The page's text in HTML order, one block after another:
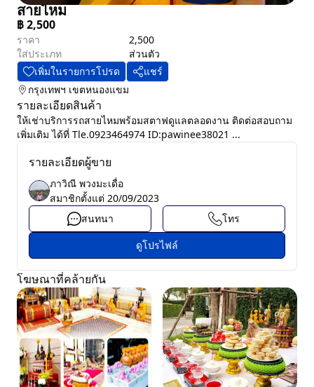
สายไหม
฿2,500
ราคา
2,500
ใส่ประเภท
ส่วนตัว
เพิ่มในรายการโปรด
แชร์
กรุงเทพฯ เขตหนองแขม
รายละเอียดสินค้า
ให้เช่าบริการรถสายไหมพร้อมสตาฟดูแลตลอดงาน ติดต่อสอบถาม
เพิ่มเติม ได้ที่ Tle.0923464974 ID:pawinee38021 ...
รายละเอียดผู้ขาย
ภาวิณี พวงมะเดื่อ
สมาชิกตั้งแต่ 20/09/2023
สนทนา
โทร
ดูโปรไฟล์
โฆษณาที่คล้ายกัน